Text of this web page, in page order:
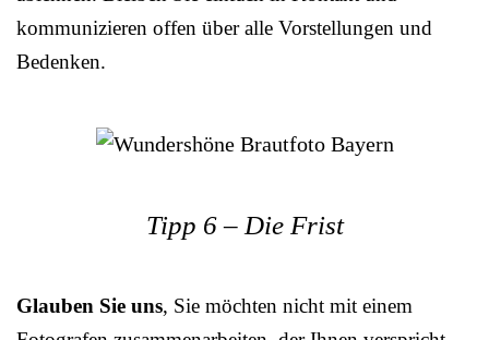
kommunizieren offen über alle Vorstellungen und
Bedenken.
Tipp 6 – Die Frist
Glauben Sie uns, Sie möchten nicht mit einem